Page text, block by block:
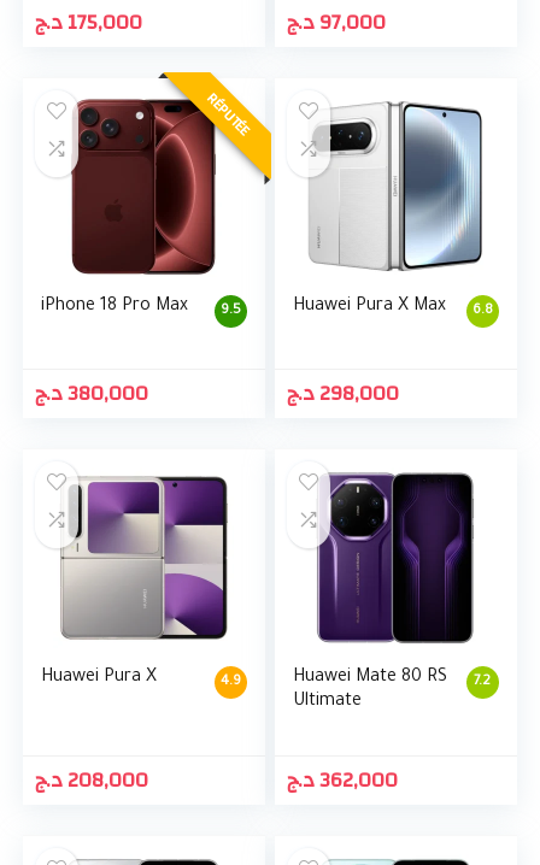
175,000د.ج 97,000د.ج
RÉPUTÉE
9.5
iPhone 18 Pro Max
380,000د.ج
6.8
Huawei Pura X Max
298,000د.ج
4.9
Huawei Pura X
208,000د.ج
7.2
Huawei Mate 80 RS
Ultimate
362,000د.ج